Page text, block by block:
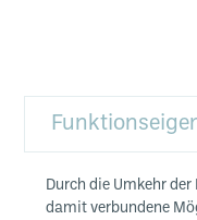
Durch die Umkehr
damit verbundene